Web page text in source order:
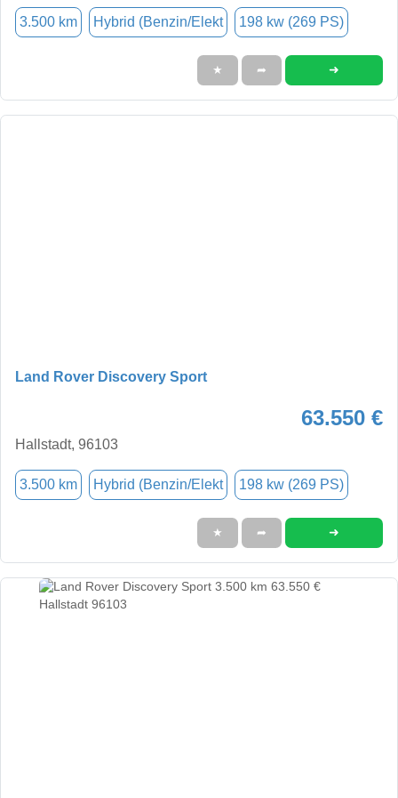
3.500 km Hybrid (Benzin/Elekt 198 kw (269 PS)
★ ➦ ➜
Land Rover Discovery Sport
63.550 €
Hallstadt, 96103
3.500 km Hybrid (Benzin/Elekt 198 kw (269 PS)
★ ➦ ➜